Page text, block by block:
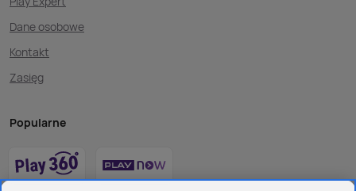
Dane osobowe
Kontakt
Zasięg
Popularne